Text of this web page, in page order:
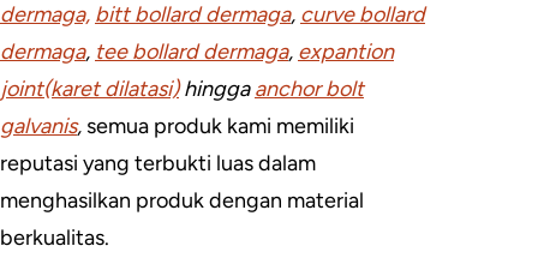
dermaga, bitt bollard dermaga, curve bollard
dermaga, tee bollard dermaga, expantion
joint(karet dilatasi)hinggaanchor bolt
galvanis, semua produk kami memiliki
reputasi yang terbukti luas dalam
menghasilkan produk dengan material
berkualitas.